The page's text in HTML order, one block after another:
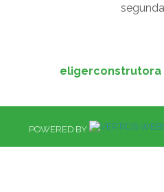
eligerconstrutora
POWERED BY